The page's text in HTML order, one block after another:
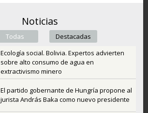
Noticias
Todas (active tab)Destacadas
Ecología social. Bolivia. Expertos advierten
sobre alto consumo de agua en
extractivismo minero
El partido gobernante de Hungría propone al
jurista András Baka como nuevo presidente